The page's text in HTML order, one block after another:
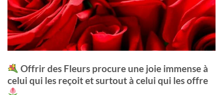
Offrir des Fleurs procure une joie immense à
celui qui les reçoit et surtout à celui qui les offre